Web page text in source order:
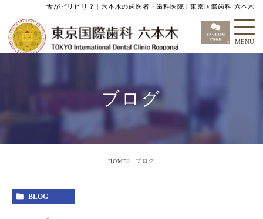
舌がピリピリ？ | 六本木の歯医者・歯科医院 | 東京国際歯科 六本木
ブログ
HOME ブログ
BLOG